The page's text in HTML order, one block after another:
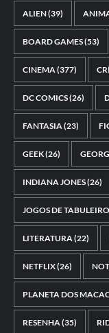
ALIEN(39)
BOARD GAMES(53)
CINEMA(377)
DC COMICS(26)
FANTASIA(23)
GEEK(26)
INDIANA JONES(26)
JOGOS DE
LITERATURA(22)
NETFLIX(26)
PLANETA DOS
RESENHA(35)